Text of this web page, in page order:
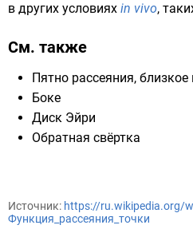
в других условиях in vivo,
См. также
Пятно рассеяния,
Боке
Диск Эйри
Обратная свёртка
Источник: https://ru.wikipedia.org/
Функция_рассеяния_точки